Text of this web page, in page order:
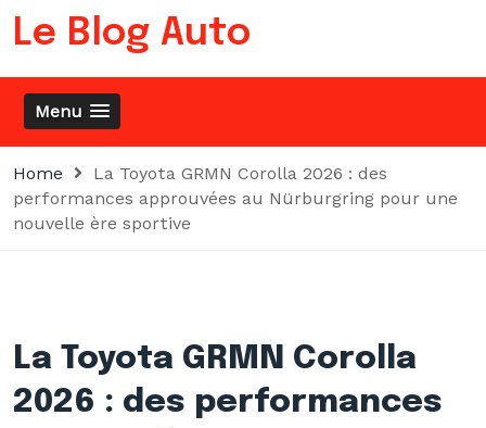
Skip
Le Blog Auto
Menu
Home
La Toyota GRMN Corolla 2026 : des
performances approuvées au Nürburgring pour une
nouvelle ère sportive
La Toyota GRMN Corolla
2026 : des performances